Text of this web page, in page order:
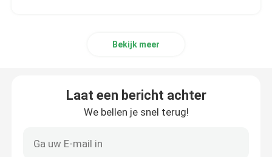
Ultrasone schoonmaak Machine
Ultrasone Celverbreker
Bekijk meer
Laat een bericht achter
We bellen je snel terug!